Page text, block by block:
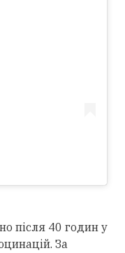
після 40 годин у
За